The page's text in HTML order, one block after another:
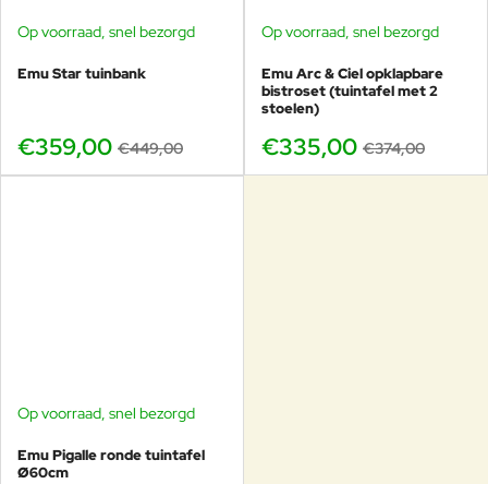
-20%
Op voorraad, snel bezorgd
Emu Star tuinbank
€359,00 €449,00
BUNDELKORTING
Op voorraad, snel bezorgd
Emu Arc & Ciel opklapbare
bistroset (tuintafel met 2
stoelen)
€335,00 €374,00
Op voorraad, snel bezorgd
Emu Pigalle ronde tuintafel
Ø60cm